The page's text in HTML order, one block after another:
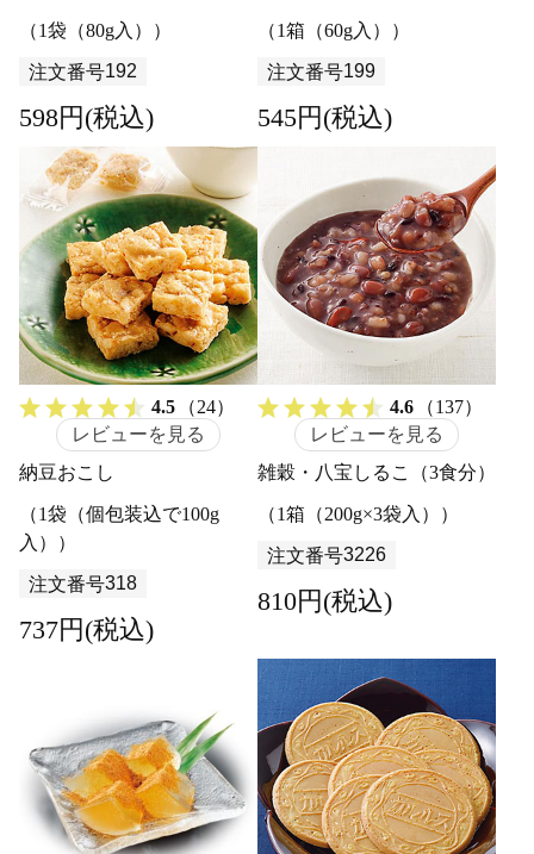
（1袋（80g入））
注文番号192
598円(税込)
（1箱（60g入））
注文番号199
545円(税込)
4.5
（24）
レビューを見る
納豆おこし
（1袋（個包装込で100g
入））
注文番号318
737円(税込)
4.6
（137）
レビューを見る
雑穀・八宝しるこ（3食分）
（1箱（200g×3袋入））
注文番号3226
810円(税込)